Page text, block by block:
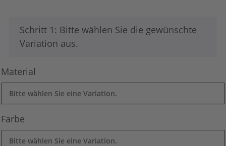
x
Schritt 1: Bitte wählen Sie die gewünschte
Variation aus.
Material
Bitte wählen Sie eine Variation.
Farbe
Bitte wählen Sie eine Variation.